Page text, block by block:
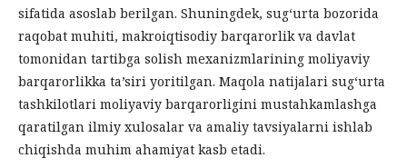
sifatida asoslab berilgan. Shuningdek, sugʻurta bozorida
raqobat muhiti, makroiqtisodiy barqarorlik va davlat
tomonidan tartibga solish mexanizmlarining moliyaviy
barqarorlikka ta’siri yoritilgan. Maqola natijalari sugʻurta
tashkilotlari moliyaviy barqarorligini mustahkamlashga
qaratilgan ilmiy xulosalar va amaliy tavsiyalarni ishlab
chiqishda muhim ahamiyat kasb etadi.